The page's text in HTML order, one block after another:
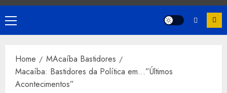
Primary
Menu
Home
MAcaíba Bastidores
Macaíba: Bastidores da Política em…”Últimos
Acontecimentos”